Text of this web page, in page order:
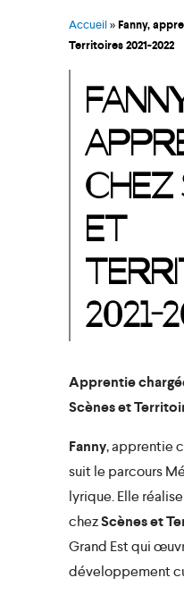
Accueil»Fanny,
Territoires 2021-2022
CHEZ
ET
2021-
Apprentie
Scènes et
Fanny, apprentie
suit le parcours
lyrique. Elle
chezScènes et
Grand Est qui
développement